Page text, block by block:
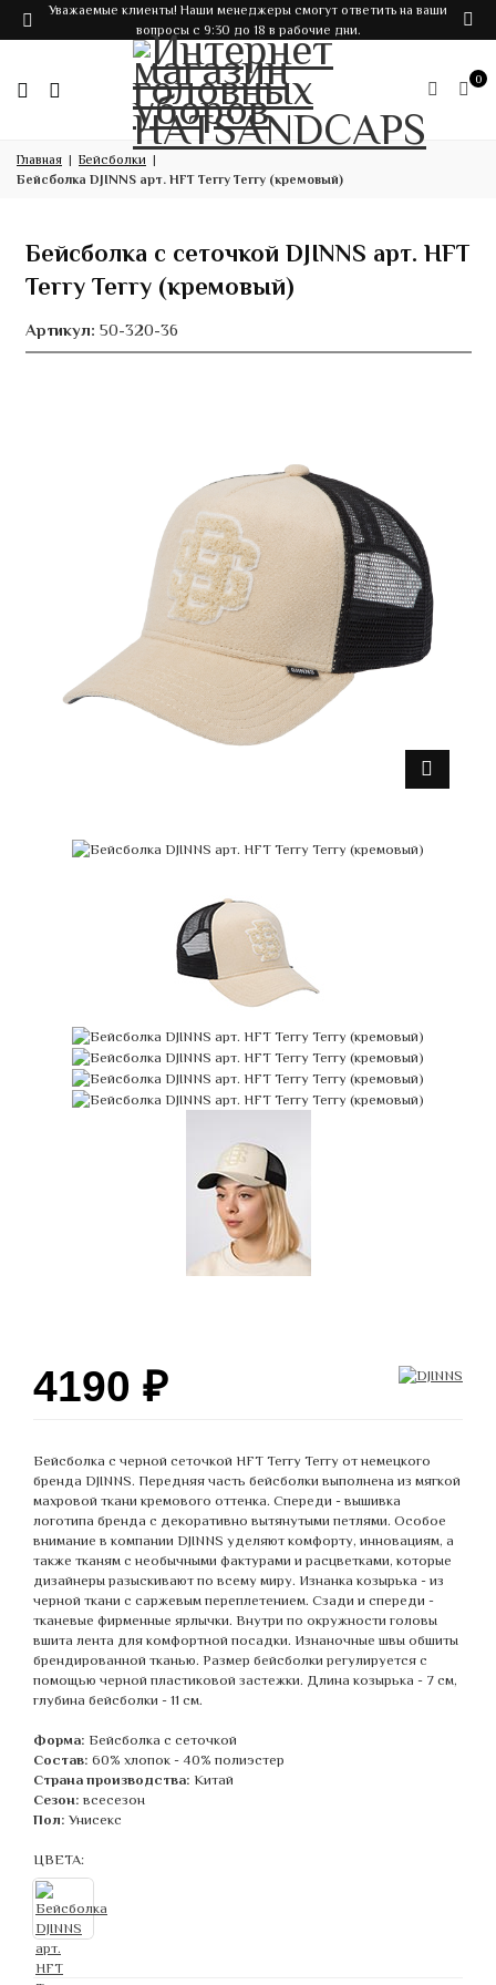
Уважаемые клиенты! Наши менеджеры смогут ответить на ваши
вопросы с 9:30 до 18 в рабочие дни.
0
Главная
Бейсболки
Бейсболка DJINNS арт. HFT Terry Terry (кремовый)
Бейсболка с сеточкой DJINNS арт. HFT
Terry Terry (кремовый)
Артикул: 50-320-36
4190 ₽
Бейсболка с черной сеточкой HFT Terry Terry от немецкого
бренда DJINNS. Передняя часть бейсболки выполнена из мягкой
махровой ткани кремового оттенка. Спереди - вышивка
логотипа бренда с декоративно вытянутыми петлями. Особое
внимание в компании DJINNS уделяют комфорту, инновациям, а
также тканям с необычными фактурами и расцветками, которые
дизайнеры разыскивают по всему миру. Изнанка козырька - из
черной ткани с саржевым переплетением. Сзади и спереди -
тканевые фирменные ярлычки. Внутри по окружности головы
вшита лента для комфортной посадки. Изнаночные швы обшиты
брендированной тканью. Размер бейсболки регулируется с
помощью черной пластиковой застежки. Длина козырька - 7 см,
глубина бейсболки - 11 см.
Форма: Бейсболка с сеточкой
Состав: 60% хлопок - 40% полиэстер
Страна производства: Китай
Сезон: всесезон
Пол: Унисекс
ЦВЕТА: